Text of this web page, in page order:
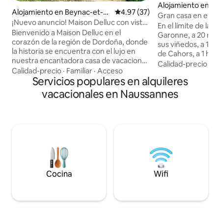
Alojamiento en Beynac-et-C
azenac
Calificación promedio: 4.97 de
4.97 (37)
¡Nuevo anuncio! Maison Delluc con vistas
mágicas
Bienvenido a Maison Delluc en el
corazón de la región de Dordoña, donde
la historia se encuentra con el lujo en
nuestra encantadora casa de vacaciones
de tres dormitorios ubicada en el pueblo
medieval francés de Beynac-et-
Cazenac. Experimenta nuestra casa de
vacaciones recientemente presentada,
donde el encanto atemporal se combina
con el confort contemporáneo.
Calidad-precio · Familiar · Acceso
Alojamiento en
e-Born
Gran casa en el
En el límite de la
Garonne, a 20
sus viñedos, a 1
de Cahors, a 1
Rocamadour,
tranquila, sin
de la campiña de
Cuenta con
descansar y
cualquier época
Calidad-precio
Servicios populares en alquileres
vacacionales en Naussannes
Cocina Wifi